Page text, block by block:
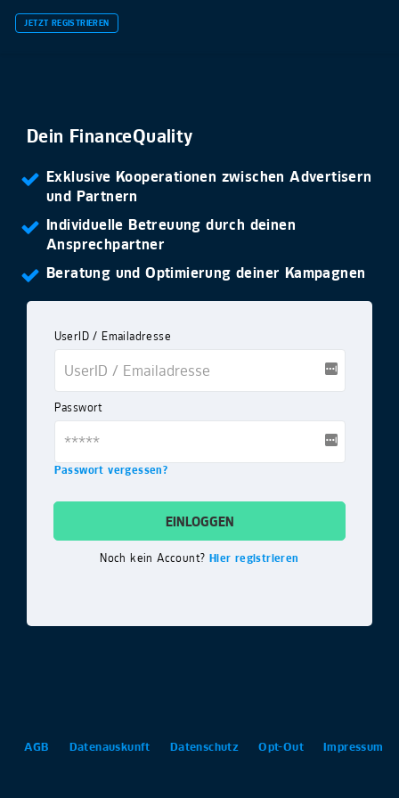
JETZT REGISTRIEREN
Dein FinanceQuality
Exklusive Kooperationen zwischen Advertisern
und Partnern
Individuelle Betreuung durch deinen
Ansprechpartner
Beratung und Optimierung deiner Kampagnen
UserID / Emailadresse
Passwort
Passwort vergessen?
EINLOGGEN
Noch kein Account? Hier registrieren
AGB Datenauskunft Datenschutz Opt-Out Impressum